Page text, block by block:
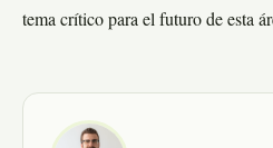
tema crítico para el futuro de esta